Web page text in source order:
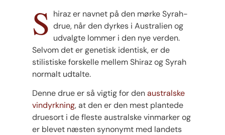
S hiraz er navnet på den mørke Syrah-
drue, når den dyrkes i Australien og
udvalgte lommer i den nye verden.
Selvom det er genetisk identisk, er de
stilistiske forskelle mellem Shiraz og Syrah
normalt udtalte.
Denne drue er så vigtig for denaustralske
vindyrkning, at den er den mest plantede
druesort i de fleste australske vinmarker og
er blevet næsten synonymt med landets